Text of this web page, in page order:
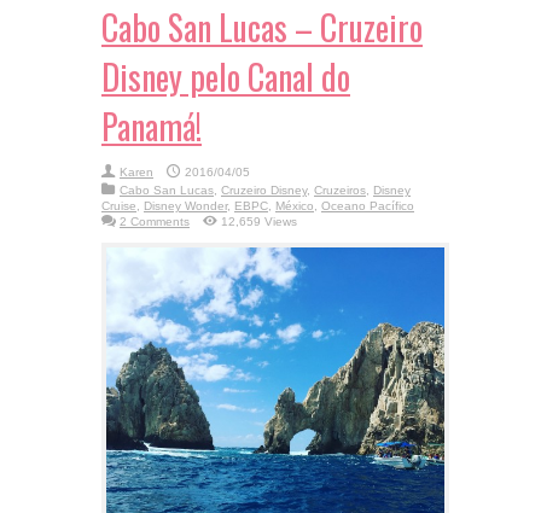
Cabo San Lucas – Cruzeiro
Disney pelo Canal do
Panamá!
Karen
2016/04/05
Cabo San Lucas Cruzeiro Disney, Cruzeiros
Disney
Cruise
Disney Wonder, EBPC México
Oceano Pacífico
2 Comments
12,659 Views